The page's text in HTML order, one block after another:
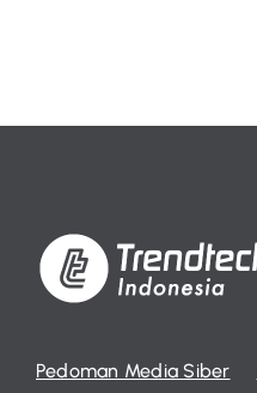
Pedoman Media Siber